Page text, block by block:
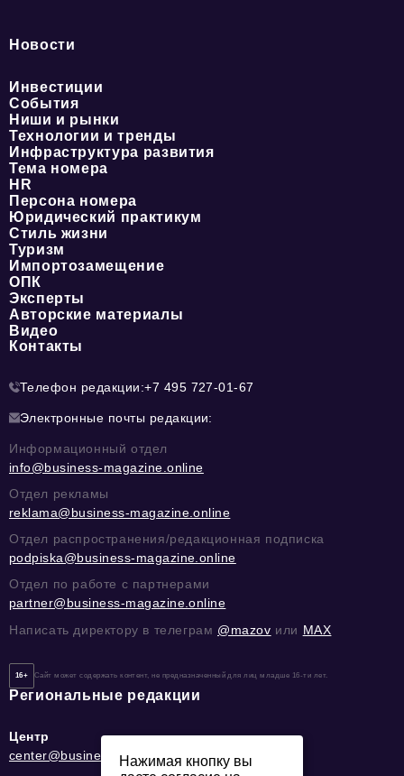
Новости
Инвестиции
События
Ниши и рынки
Технологии и тренды
Инфраструктура развития
Тема номера
HR
Персона номера
Юридический практикум
Стиль жизни
Туризм
Импортозамещение
ОПК
Эксперты
Авторские материалы
Видео
Контакты
Телефон редакции:+7 495 727-01-67
Электронные почты редакции:
Информационный отдел
info@business-magazine.online
Отдел рекламы
reklama@business-magazine.online
Отдел распространения/редакционная подписка
podpiska@business-magazine.online
Отдел по работе с партнерами
partner@business-magazine.online
Написать директору в телеграм @mazov или MAX
16+ Сайт может содержать контент, не предназначенный для лиц младше 16-ти лет.
Региональные редакции
Центр
center@business-magazine.online
Нажимая кнопку вы